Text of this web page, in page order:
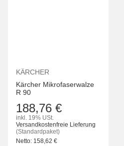
KÄRCHER
Kärcher Mikrofaserwalze
R 90
188,76 €
inkl. 19% USt.
Versandkostenfreie Lieferung
(Standardpaket)
Netto: 158,62 €